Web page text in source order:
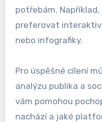
potřebám.
preferovat
nebo infografiky.
Pro úspěšné cílení
analýzu publika a
vám pomohou
nachází a jaké